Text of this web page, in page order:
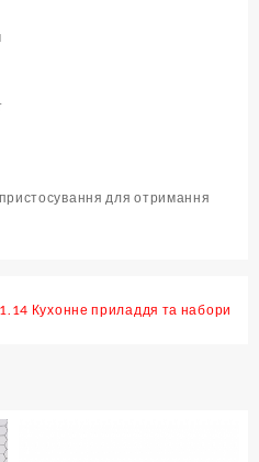
для отримання
1.14 Кухонне приладдя та набори